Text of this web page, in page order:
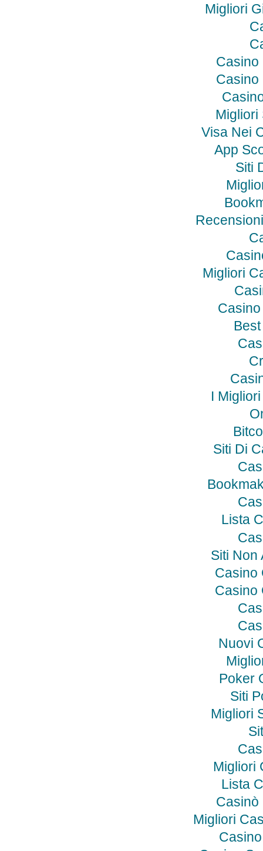
Migliori
Casino
Casino
Migliori
Visa Nei
App
Siti
Migliori
I
Siti Di
Lista
Siti Non
Casino
Casino
Nuovi
Poker
Siti
Migliori
Migliori
Lista
Casinò
Migliori